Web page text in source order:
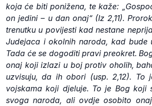
koja će biti ponižena, te kaže:
on jedini – u dan onaj“ (Iz 2,11).
trenutku u povijesti kad nestane
Judejaca i okolnih naroda, kad bude
Tada će se dogoditi pravi preokret.
onaj koji izlazi u boj protiv oholih,
uzvisuju, da ih obori (usp. 2,12). To
vojskama koji djeluje. To je Bog koji
svoga naroda, ali ovdje osobito